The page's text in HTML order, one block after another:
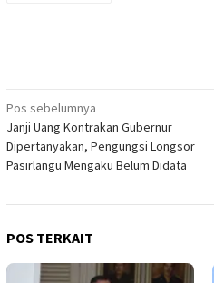
Navigasi
pos
Pos sebelumnya
Janji Uang Kontrakan Gubernur
Dipertanyakan, Pengungsi Longsor
Pasirlangu Mengaku Belum Didata
POS TERKAIT